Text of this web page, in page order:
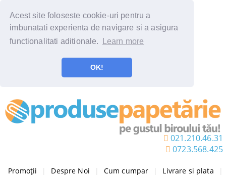
Acest site foloseste cookie-uri pentru a
imbunatati experienta de navigare si a asigura
functionalitati aditionale.
Learn more
OK!
021.210.46.31
0723.568.425
Promoții Despre Noi Cum cumpar Livrare si plata